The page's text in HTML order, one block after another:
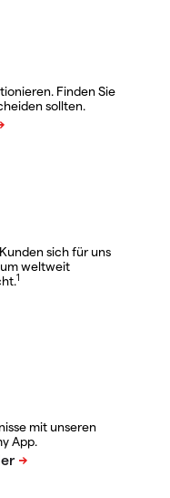
Finden Sie
sollten.
sich für uns
weltweit
1
mit unseren
App.